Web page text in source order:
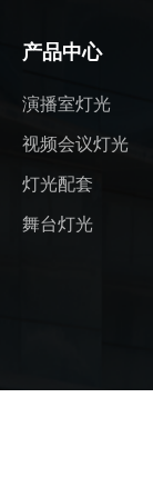
产品中心
演播室灯光
视频会议灯光
灯光配套
舞台灯光